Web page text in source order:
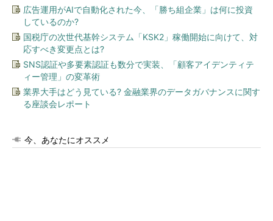
広告運用がAIで自動化された今、「勝ち組企業」は何に投資
しているのか?
国税庁の次世代基幹システム「KSK2」稼働開始に向けて、対
応すべき変更点とは?
SNS認証や多要素認証も数分で実装、「顧客アイデンティテ
ィー管理」の変革術
業界大手はどう見ている? 金融業界のデータガバナンスに関す
る座談会レポート
今、あなたにオススメ